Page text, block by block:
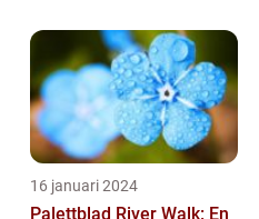
16 januari 2024
Palettblad River Walk: En